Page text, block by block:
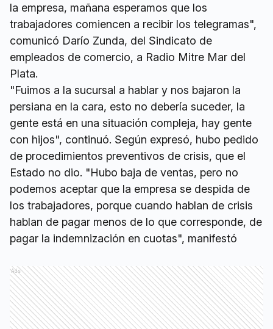
la empresa, mañana esperamos que los
trabajadores comiencen a recibir los telegramas",
comunicó Darío Zunda, del Sindicato de
empleados de comercio, a Radio Mitre Mar del
Plata.
"Fuimos a la sucursal a hablar y nos bajaron la
persiana en la cara, esto no debería suceder, la
gente está en una situación compleja, hay gente
con hijos", continuó. Según expresó, hubo pedido
de procedimientos preventivos de crisis, que el
Estado no dio. "Hubo baja de ventas, pero no
podemos aceptar que la empresa se despida de
los trabajadores, porque cuando hablan de crisis
hablan de pagar menos de lo que corresponde, de
pagar la indemnización en cuotas", manifestó
Ads